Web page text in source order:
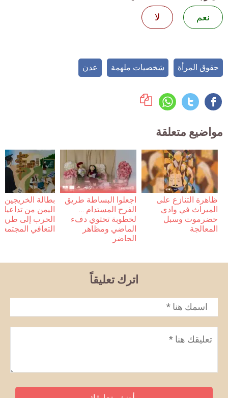
نعم
لا
حقوق المرأة شخصيات ملهمة عدن
مواضيع متعلقة
ظاهرة التنازع على
الميراث في وادي
حضرموت وسبل
المعالجة
اجعلوا البساطة طريق
الفرح المستدام …
لخطوبة تحتوي دفء
الماضي ومظاهر
الحاضر
بطالة
اليمن من
الحرب إلى
التعافي
اترك تعليقاً
الاسم *
تعليق